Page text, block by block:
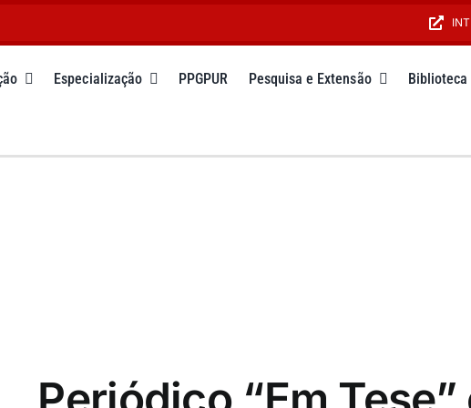
Especialização PPGPUR Pesquisa e Extensão Biblioteca